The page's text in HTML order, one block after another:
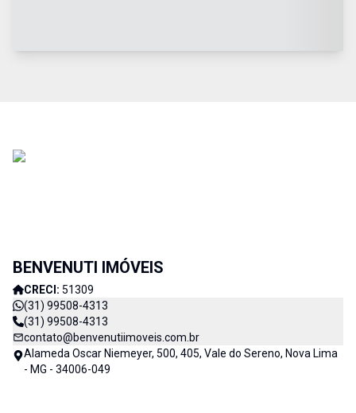
BENVENUTI IMÓVEIS
CRECI: 51309
(31) 99508-4313
(31) 99508-4313
contato@benvenutiimoveis.com.br
Alameda Oscar Niemeyer, 500, 405, Vale do Sereno, Nova Lima
- MG - 34006-049